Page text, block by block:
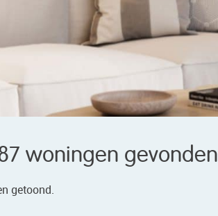
woningen gevonden
getoond.